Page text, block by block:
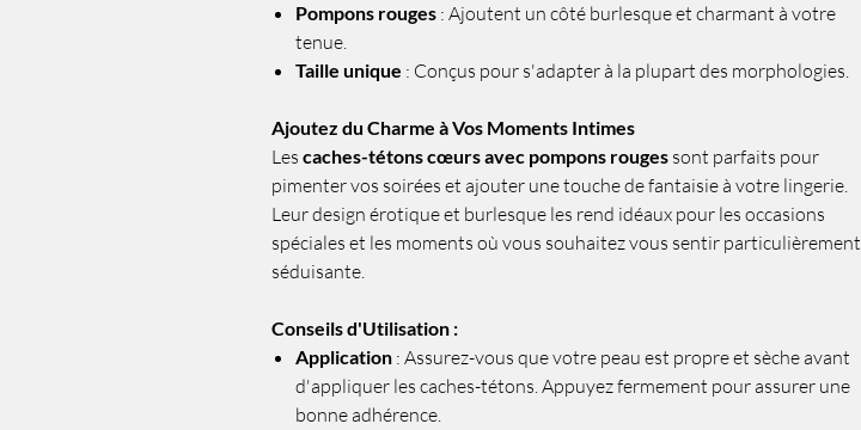
Pompons rouges : Ajoutent un côté burlesque et charmant à votre
tenue.
Taille unique : Conçus pour s'adapter à la plupart des morphologies.
Ajoutez du Charme à Vos Moments Intimes
Les caches-tétons cœurs avec pompons rouges sont parfaits pour
pimenter vos soirées et ajouter une touche de fantaisie à votre lingerie.
Leur design érotique et burlesque les rend idéaux pour les occasions
spéciales et les moments où vous souhaitez vous sentir particulièrement
séduisante.
Conseils d'Utilisation :
Application : Assurez-vous que votre peau est propre et sèche avant
d'appliquer les caches-tétons. Appuyez fermement pour assurer une
bonne adhérence.